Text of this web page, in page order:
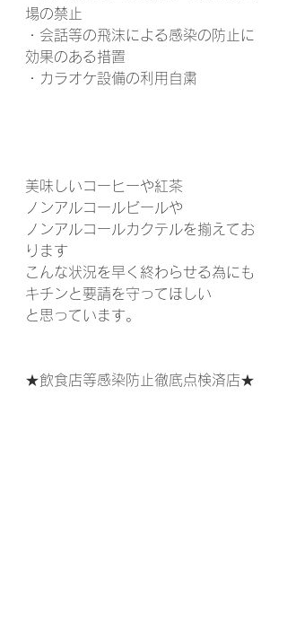
場の禁止
・会話等の飛沫による感染の防止に
効果のある措置
・カラオケ設備の利用自粛
美味しいコーヒーや紅茶
ノンアルコールビールや
ノンアルコールカクテルを揃えてお
ります
こんな状況を早く終わらせる為にも
キチンと要請を守ってほしい
と思っています。
★飲食店等感染防止徹底点検済店★